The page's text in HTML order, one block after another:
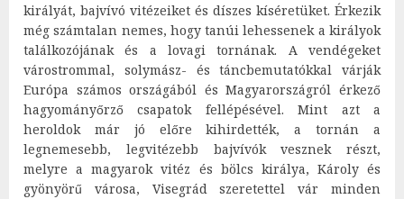
királyát, bajvívó vitézeiket és díszes kíséretüket. Érkezik
még számtalan nemes, hogy tanúi lehessenek a királyok
találkozójának és a lovagi tornának. A vendégeket
várostrommal, solymász- és táncbemutatókkal várják
Európa számos országából és Magyarországról érkező
hagyományőrző csapatok fellépésével. Mint azt a
heroldok már jó előre kihirdették, a tornán a
legnemesebb, legvitézebb bajvívók vesznek részt,
melyre a magyarok vitéz és bölcs királya, Károly és
gyönyörű városa, Visegrád szeretettel vár minden